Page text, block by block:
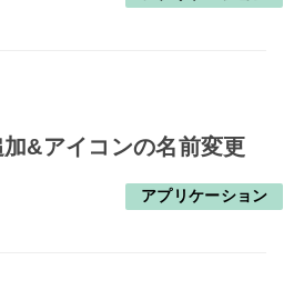
&アイコンの名前変更
アプリケーション